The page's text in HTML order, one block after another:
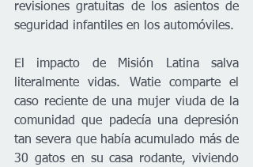
revisiones gratuitas de los asientos de
seguridad infantiles en los automóviles.
El impacto de Misión Latina salva
literalmente vidas. Watie comparte el
caso reciente de una mujer viuda de la
comunidad que padecía una depresión
tan severa que había acumulado más de
30 gatos en su casa rodante, viviendo